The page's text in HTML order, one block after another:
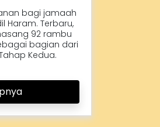
bagi jamaah
Haram. Terbaru,
92 rambu
bagian dari
Kedua.